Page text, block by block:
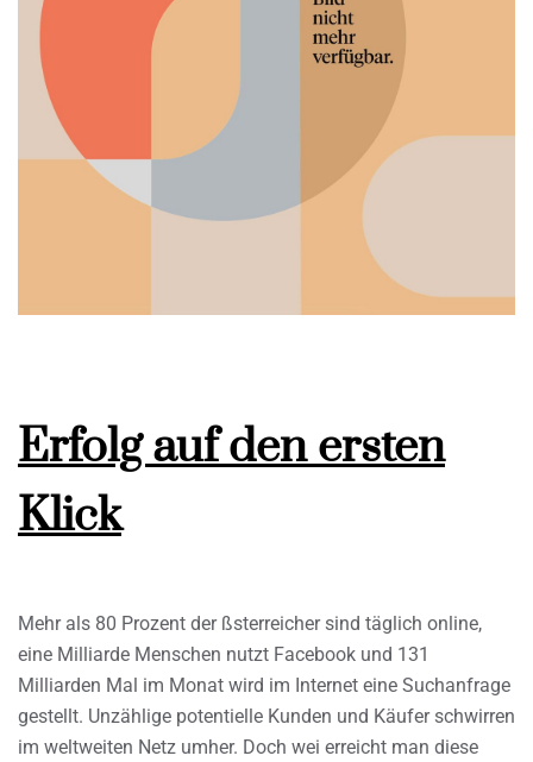
Erfolg auf den ersten
Klick
Mehr als 80 Prozent der ßsterreicher sind täglich online,
eine Milliarde Menschen nutzt Facebook und 131
Milliarden Mal im Monat wird im Internet eine Suchanfrage
gestellt. Unzählige potentielle Kunden und Käufer schwirren
im weltweiten Netz umher. Doch wei erreicht man diese